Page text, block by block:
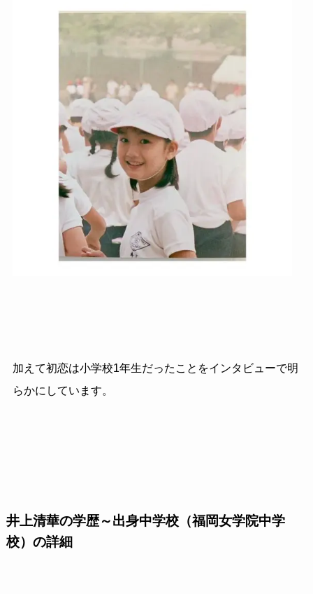
加えて初恋は小学校1年生だったことをインタビューで明
らかにしています。
井上清華の学歴～出身中学校（福岡女学院中学
校）の詳細